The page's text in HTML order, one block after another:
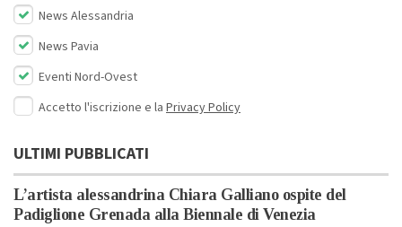
News Alessandria
News Pavia
Eventi Nord-Ovest
Accetto l'iscrizione e la Privacy Policy
ULTIMI PUBBLICATI
L’artista alessandrina Chiara Galliano ospite del
Padiglione Grenada alla Biennale di Venezia